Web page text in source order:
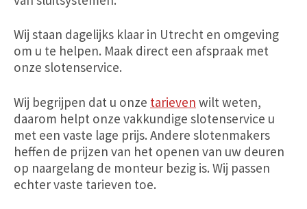
Wij staan dagelijks klaar in Utrecht en omgeving
om u te helpen. Maak direct een afspraak met
onze slotenservice.
Wij begrijpen dat u onze tarieven wilt weten,
daarom helpt onze vakkundige slotenservice u
met een vaste lage prijs. Andere slotenmakers
heffen de prijzen van het openen van uw deuren
op naargelang de monteur bezig is. Wij passen
echter vaste tarieven toe.